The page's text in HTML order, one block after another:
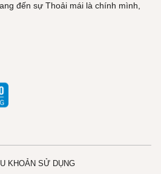
đến sự Thoải mái là chính mình,
KHOẢN SỬ DỤNG